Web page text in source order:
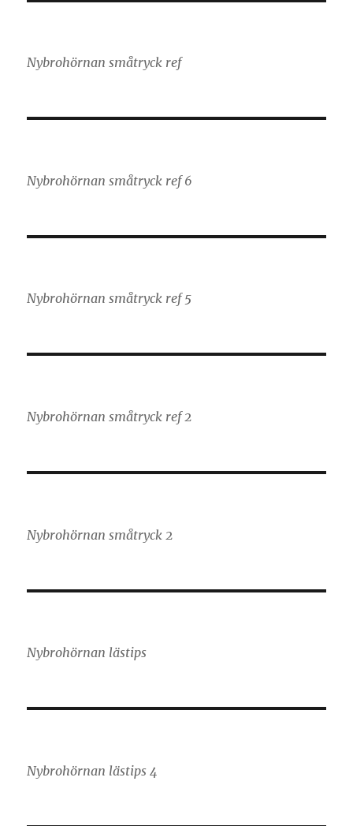
Nybrohörnan småtryck ref
Nybrohörnan småtryck ref 6
Nybrohörnan småtryck ref 5
Nybrohörnan småtryck ref 2
Nybrohörnan småtryck 2
Nybrohörnan lästips
Nybrohörnan lästips 4